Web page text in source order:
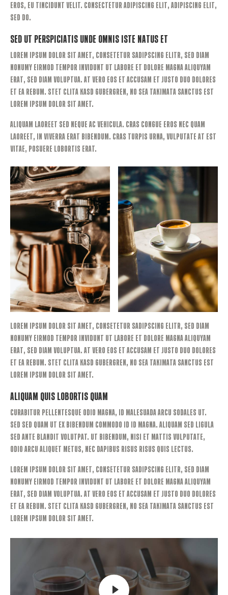
eros, eu tincidunt velit. Consectetur adipiscing elit, adipiscing elit,
sed do.
Sed Ut Perspiciatis Unde Omnis Iste Natus Et
Lorem ipsum dolor sit amet, consetetur sadipscing elitr, sed diam
nonumy eirmod tempor invidunt ut labore et dolore magna aliquyam
erat, sed diam voluptua. At vero eos et accusam et justo duo dolores
et ea rebum. Stet clita kasd gubergren, no sea takimata sanctus est
Lorem ipsum dolor sit amet.
Aliquam laoreet sed neque ac vehicula. Cras congue eros nec quam
laoreet, in viverra erat bibendum. Cras turpis urna, vulputate at est
vitae, posuere lobortis erat.
Lorem ipsum dolor sit amet, consetetur sadipscing elitr, sed diam
nonumy eirmod tempor invidunt ut labore et dolore magna aliquyam
erat, sed diam voluptua. At vero eos et accusam et justo duo dolores
et ea rebum. Stet clita kasd gubergren, no sea takimata sanctus est
Lorem ipsum dolor sit amet.
Aliquam quis Lobortis Quam
Curabitur pellentesque odio magna, id malesuada arcu sodales ut.
Sed sed quam ut ex bibendum commodo id id magna. Aliquam sed ligula
sed ante blandit volutpat. Ut bibendum, nisi et mattis vulputate,
odio arcu aliquet metus, nec dapibus risus risus quis lectus.
Lorem ipsum dolor sit amet, consetetur sadipscing elitr, sed diam
nonumy eirmod tempor invidunt ut labore et dolore magna aliquyam
erat, sed diam voluptua. At vero eos et accusam et justo duo dolores
et ea rebum. Stet clita kasd gubergren, no sea takimata sanctus est
Lorem ipsum dolor sit amet.